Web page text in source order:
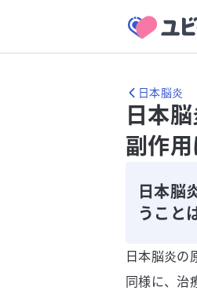
日本脳炎
日本
副作
日本脳
うこと
日本脳炎の
同様に、治